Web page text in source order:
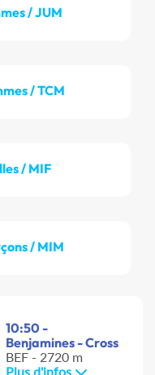
/ JUM
/ TCM
/ MIF
/ MIM
10:50 -
Benjamines - Cross
BEF - 2720 m
Plus d'infos